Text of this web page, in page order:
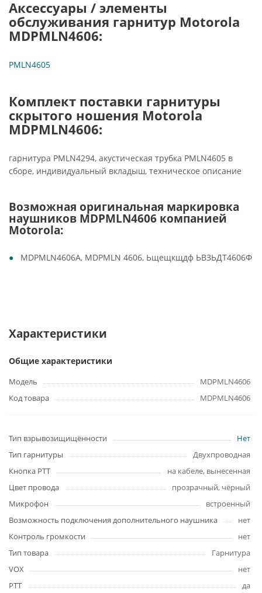
Аксессуары / элементы
обслуживания гарнитур Motorola
MDPMLN4606:
PMLN4605
Комплект поставки гарнитуры
скрытого ношения Motorola
MDPMLN4606:
гарнитура PMLN4294, акустическая трубка PMLN4605 в
сборе, индивидуальный вкладыш, техническое описание
Возможная оригинальная маркировка
наушников MDPMLN4606 компанией
Motorola:
MDPMLN4606A, MDPMLN 4606, Ьщещкщдф ЬВЗЬДТ4606Ф
Характеристики
Общие характеристики
Модель
MDPMLN4606
Код товара
MDPMLN4606
Тип взрывозищищённости
Нет
Тип гарнитуры
Двухпроводная
Кнопка PTT
на кабеле, вынесенная
Цвет провода
прозрачный, чёрный
Микрофон
встроенный
Возможность подключения дополнительного наушника
нет
Контроль громкости
нет
Тип товара
Гарнитура
VOX
нет
PTT
да